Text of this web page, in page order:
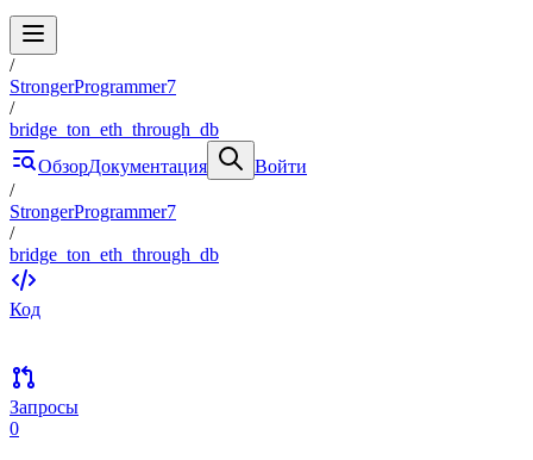
/
StrongerProgrammer7
/
bridge_ton_eth_through_db
ОбзорДокументация
Войти
/
StrongerProgrammer7
/
bridge_ton_eth_through_db
Код
Запросы
0